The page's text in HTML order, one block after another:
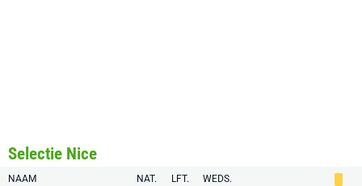
Selectie Nice
NAAM NAT. LFT. WEDS.